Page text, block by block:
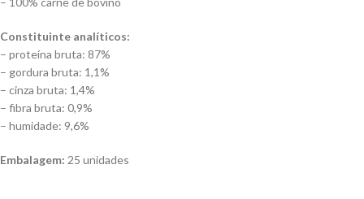
Constituinte analíticos:
– proteína bruta: 87%
– gordura bruta: 1,1%
– cinza bruta: 1,4%
– fibra bruta: 0,9%
– humidade: 9,6%
Embalagem: 25 unidades